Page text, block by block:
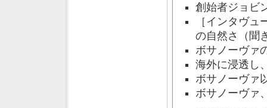
創始者ジョビ
［インタヴ
の自然さ（聞
ボサノーヴァ
海外に浸透し
ボサノーヴァ
ボサノーヴァ